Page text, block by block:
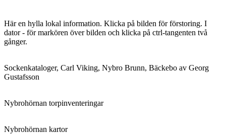
Här en hylla lokal information. Klicka på bilden för förstoring. I
dator - för markören över bilden och klicka på ctrl-tangenten två
gånger.
Sockenkataloger, Carl Viking, Nybro Brunn, Bäckebo av Georg
Gustafsson
Nybrohörnan torpinventeringar
Nybrohörnan kartor